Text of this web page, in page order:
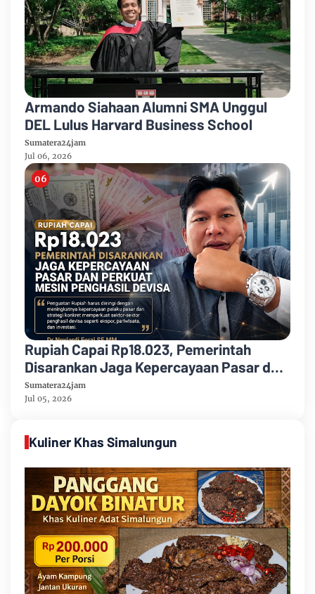
Armando Siahaan Alumni SMA Unggul
DEL Lulus Harvard Business School
Sumatera24jam
Jul 06, 2026
Rupiah Capai Rp18.023, Pemerintah
Disarankan Jaga Kepercayaan Pasar dan
Perkuat Mesin Penghasil Devisa
Sumatera24jam
Jul 05, 2026
Kuliner Khas Simalungun